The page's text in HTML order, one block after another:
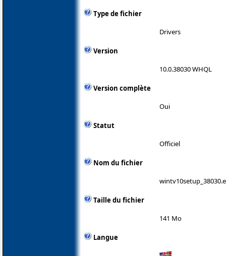
Type de fichier
Drivers
Version
10.0.38030 WHQL
Version complète
Oui
Statut
Officiel
Nom du fichier
Taille du fichier
141 Mo
Langue